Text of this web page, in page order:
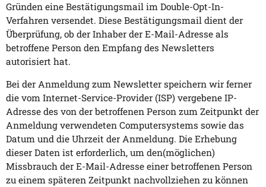
Gründen eine Bestätigungsmail im Double-Opt-In-
Verfahren versendet. Diese Bestätigungsmail dient der
Überprüfung, ob der Inhaber der E-Mail-Adresse als
betroffene Person den Empfang des Newsletters
autorisiert hat.
Bei der Anmeldung zum Newsletter speichern wir ferner
die vom Internet-Service-Provider (ISP) vergebene IP-
Adresse des von der betroffenen Person zum Zeitpunkt der
Anmeldung verwendeten Computersystems sowie das
Datum und die Uhrzeit der Anmeldung. Die Erhebung
dieser Daten ist erforderlich, um den(möglichen)
Missbrauch der E-Mail-Adresse einer betroffenen Person
zu einem späteren Zeitpunkt nachvollziehen zu können